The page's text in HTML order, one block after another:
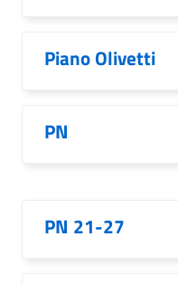
Piano Olivetti
PN
PN 21-27